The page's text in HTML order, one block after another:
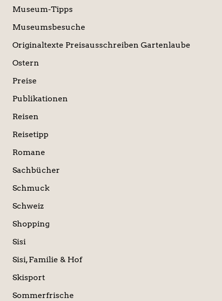
Museum-Tipps
Museumsbesuche
Originaltexte Preisausschreiben Gartenlaube
Ostern
Preise
Publikationen
Reisen
Reisetipp
Romane
Sachbücher
Schmuck
Schweiz
Shopping
Sisi
Sisi, Familie & Hof
Skisport
Sommerfrische